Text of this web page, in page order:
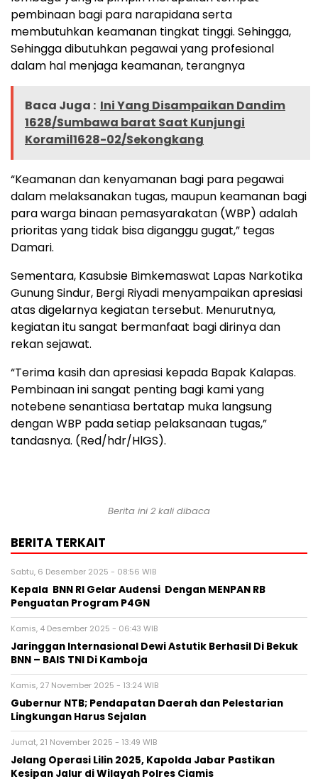
pembinaan bagi para narapidana serta
membutuhkan keamanan tingkat tinggi. Sehingga,
Sehingga dibutuhkan pegawai yang profesional
dalam hal menjaga keamanan, terangnya
Baca Juga : Ini Yang Disampaikan Dandim
1628/Sumbawa barat Saat Kunjungi
Koramil1628-02/Sekongkang
“Keamanan dan kenyamanan bagi para pegawai
dalam melaksanakan tugas, maupun keamanan bagi
para warga binaan pemasyarakatan (WBP) adalah
prioritas yang tidak bisa diganggu gugat,” tegas
Damari.
Sementara, Kasubsie Bimkemaswat Lapas Narkotika
Gunung Sindur, Bergi Riyadi menyampaikan apresiasi
atas digelarnya kegiatan tersebut. Menurutnya,
kegiatan itu sangat bermanfaat bagi dirinya dan
rekan sejawat.
“Terima kasih dan apresiasi kepada Bapak Kalapas.
Pembinaan ini sangat penting bagi kami yang
notebene senantiasa bertatap muka langsung
dengan WBP pada setiap pelaksanaan tugas,”
tandasnya. (Red/hdr/HlGS).
Berita ini 2 kali dibaca
BERITA TERKAIT
Sabtu, 6 Desember 2025 - 08:56 WIB
Kepala BNN RI Gelar Audensi Dengan MENPAN RB
Penguatan Program P4GN
Kamis, 4 Desember 2025 - 06:43 WIB
Jaringgan Internasional Dewi Astutik Berhasil Di Bekuk
BNN – BAIS TNI Di Kamboja
Kamis, 27 November 2025 - 13:24 WIB
Gubernur NTB; Pendapatan Daerah dan Pelestarian
Lingkungan Harus Sejalan
Jumat, 21 November 2025 - 13:49 WIB
Jelang Operasi Lilin 2025, Kapolda Jabar Pastikan
Kesipan Jalur di Wilayah Polres Ciamis